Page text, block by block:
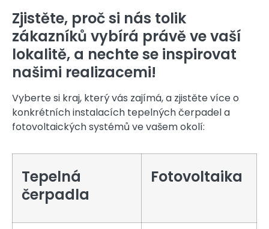
Zjistěte, proč si nás tolik
zákazníků vybírá právě ve vaší
lokalitě, a nechte se inspirovat
našimi realizacemi!
Vyberte si kraj, který vás zajímá, a zjistěte více o
konkrétních instalacích tepelných čerpadel a
fotovoltaických systémů ve vašem okolí:
Tepelná
čerpadla
Fotovoltaika